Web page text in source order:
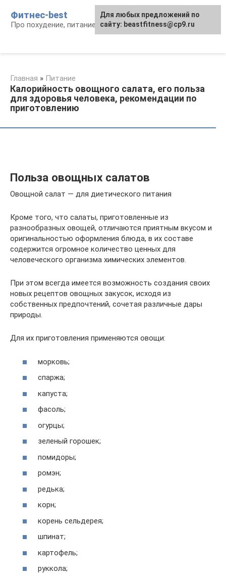
контенту
Фитнес-best
Про похудение, питание и фитнес
Главная » Питание
Калорийность овощного салата, его польза
для здоровья человека, рекомендации по
приготовлению
Польза овощных салатов
Овощной салат — для диетического питания
Кроме того, что салаты, приготовленные из
разнообразных овощей, отличаются приятным вкусом и
оригинальностью оформления блюда, в их составе
содержится огромное количество ценных для
человеческого организма химических элементов.
При этом всегда имеется возможность создания своих
новых рецептов овощных закусок, исходя из
собственных предпочтений, сочетая различные дары
природы.
Для их приготовления применяются овощи:
морковь;
спаржа;
капуста;
фасоль;
огурцы;
зеленый горошек;
помидоры;
ромэн;
редька;
корн;
корень сельдерея;
шпинат;
картофель;
руккола;
Для любых предложений по
сайту: beastfitness@cp9.ru